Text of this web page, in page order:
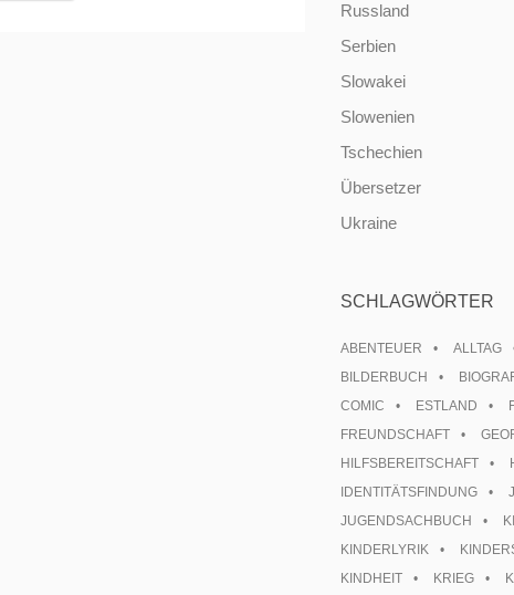
Russland
Serbien
Slowakei
Slowenien
Tschechien
Übersetzer
Ukraine
SCHLAGWÖRTER
ABENTEUER ALLTAG
BILDERBUCH
COMIC
ESTLAND
FREUNDSCHAFT
HILFSBEREITSCHAFT
IDENTITÄTSFINDUNG
JUGENDSACHBUCH
KINDERLYRIK
KINDHEIT
KRIEG